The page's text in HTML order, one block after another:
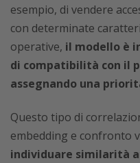
esempio, di vendere
con determinate
operative, il modello è
di compatibilità con il
assegnando una
Questo tipo di
embedding e confronto
individuare similarità